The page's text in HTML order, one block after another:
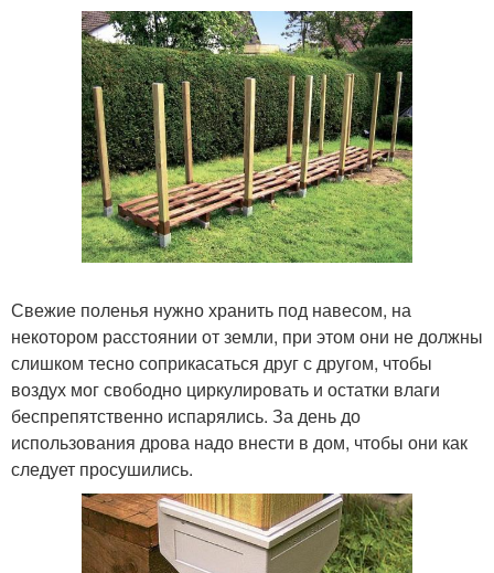
Свежие поленья нужно хранить под навесом, на
некотором расстоянии от земли, при этом они не должны
слишком тесно соприкасаться друг с другом, чтобы
воздух мог свободно циркулировать и остатки влаги
беспрепятственно испарялись. За день до
использования дрова надо внести в дом, чтобы они как
следует просушились.